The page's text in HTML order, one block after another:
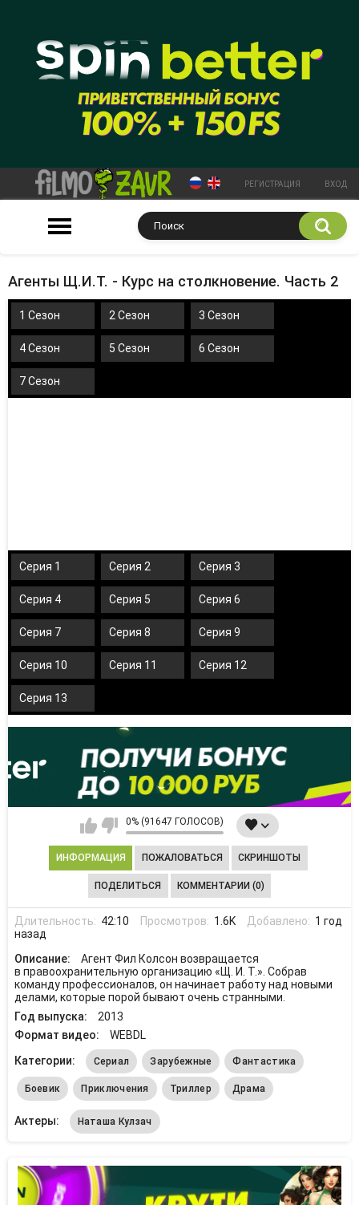
РЕГИСТРАЦИЯ ВХОД
Агенты Щ.И.Т. - Курс на столкновение. Часть 2
1 Сезон 2 Сезон 3 Сезон
4 Сезон 5 Сезон 6 Сезон
7 Сезон
Серия 1 Серия 2 Серия 3
Серия 4 Серия 5 Серия 6
Серия 7 Серия 8 Серия 9
Серия 10 Серия 11 Серия 12
Серия 13
0% (91647 ГОЛОСОВ)
ИНФОРМАЦИЯ ПОЖАЛОВАТЬСЯ СКРИНШОТЫ
ПОДЕЛИТЬСЯ КОММЕНТАРИИ (0)
Длительность: 42:10 Просмотров: 1.6K Добавлено: 1 год
назад
Описание:
Агент Фил Колсон возвращается
в правоохранительную организацию «Щ. И. Т.». Собрав
команду профессионалов, он начинает работу над новыми
делами, которые порой бывают очень странными.
Год выпуска:
2013
Формат видео:
WEBDL
Категории:
Сериал Зарубежные Фантастика
Боевик Приключения Триллер Драма
Актеры: Наташа Кулзач